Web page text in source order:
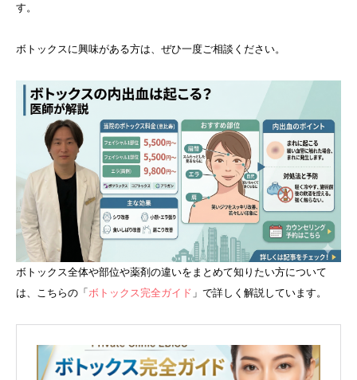
す。
ボトックスに興味がある方は、ぜひ一度ご相談ください。
ボトックス全体や部位や薬剤の違いをまとめて知りたい方について
は、こちらの「ボトックス完全ガイド 」で詳しく解説しています。